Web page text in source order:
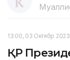
13:00, 03 Октябр 2023
ҚР